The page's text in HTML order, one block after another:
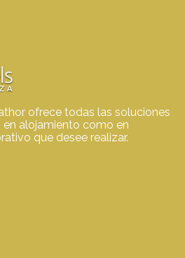
ofrece todas las soluciones
alojamiento como en
que desee realizar.